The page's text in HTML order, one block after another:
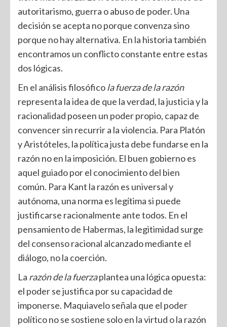
autoritarismo, guerra o abuso de poder. Una
decisión se acepta no porque convenza sino
porque no hay alternativa. En la historia también
encontramos un conflicto constante entre estas
dos lógicas.
En el análisis filosóficola fuerza de la razón
representa la idea de que la verdad, la justicia y la
racionalidad poseen un poder propio, capaz de
convencer sin recurrir a la violencia. Para Platón
y Aristóteles, la política justa debe fundarse en la
razón no en la imposición. El buen gobierno es
aquel guiado por el conocimiento del bien
común. Para Kant la razón es universal y
autónoma, una norma es legítima si puede
justificarse racionalmente ante todos. En el
pensamiento de Habermas, la legitimidad surge
del consenso racional alcanzado mediante el
diálogo, no la coerción.
La razón de la fuerzaplantea una lógica opuesta:
el poder se justifica por su capacidad de
imponerse. Maquiavelo señala que el poder
político no se sostiene solo en la virtud o la razón